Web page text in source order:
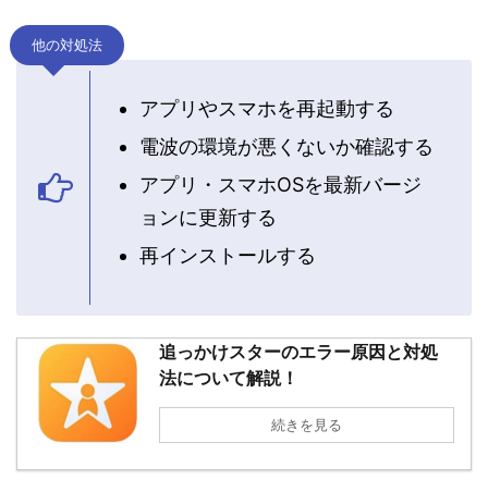
他の対処法
アプリやスマホを再起動する
電波の環境が悪くないか確認する
アプリ・スマホOSを最新バージ
ョンに更新する
再インストールする
追っかけスターのエラー原因と対処
法について解説！
続きを見る